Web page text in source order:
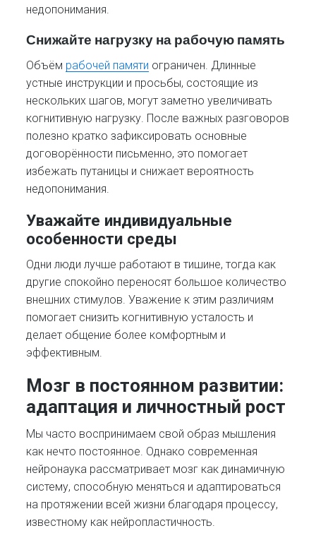
недопонимания.
Снижайте нагрузку на рабочую память
Объём рабочей памяти ограничен. Длинные
устные инструкции и просьбы, состоящие из
нескольких шагов, могут заметно увеличивать
когнитивную нагрузку. После важных разговоров
полезно кратко зафиксировать основные
договорённости письменно, это помогает
избежать путаницы и снижает вероятность
недопонимания.
Уважайте индивидуальные
особенности среды
Одни люди лучше работают в тишине, тогда как
другие спокойно переносят большое количество
внешних стимулов. Уважение к этим различиям
помогает снизить когнитивную усталость и
делает общение более комфортным и
эффективным.
Мозг в постоянном развитии:
адаптация и личностный рост
Мы часто воспринимаем свой образ мышления
как нечто постоянное. Однако современная
нейронаука рассматривает мозг как динамичную
систему, способную меняться и адаптироваться
на протяжении всей жизни благодаря процессу,
известному как нейропластичность.